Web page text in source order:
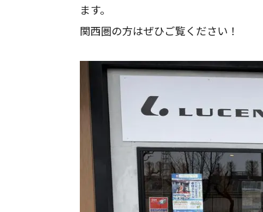
ます。
関西圏の方はぜひご覧ください！